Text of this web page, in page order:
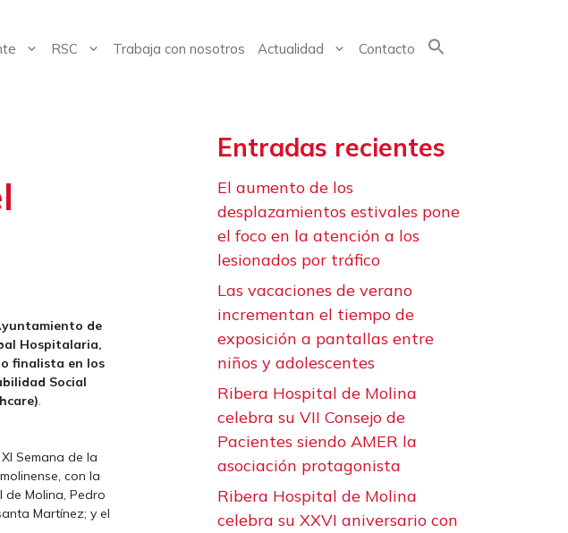
RSC Trabaja con nosotros Actualidad Contacto
de
Hospitalaria,
finalista en los
Social
.
Semana de la
con la
de Molina, Pedro
Martínez; y el
Entradas recientes
El aumento de los
desplazamientos estivales pone
el foco en la atención a los
lesionados por tráfico
Las vacaciones de verano
incrementan el tiempo de
exposición a pantallas entre
niños y adolescentes
Ribera Hospital de Molina
celebra su VII Consejo de
Pacientes siendo AMER la
asociación protagonista
Ribera Hospital de Molina
celebra su XXVI aniversario con